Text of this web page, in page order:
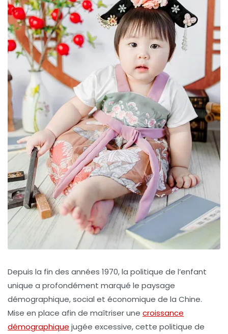
Depuis la fin des années 1970, la politique de l’enfant
unique a profondément marqué le paysage
démographique, social et économique de la Chine.
Mise en place afin de maîtriser une croissance
démographique jugée excessive, cette politique de